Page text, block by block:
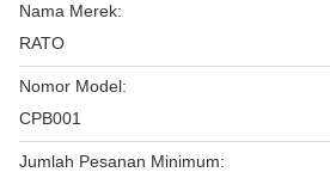
Nama Merek:
RATO
Nomor Model:
CPB001
Jumlah Pesanan Minimum: